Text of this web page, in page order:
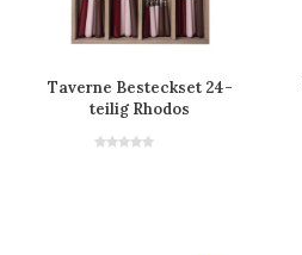
Taverne Besteckset 24-
teilig Rhodos